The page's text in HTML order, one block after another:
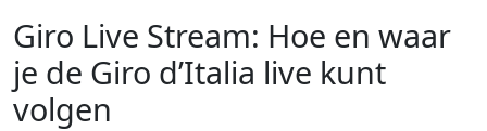
Giro Live Stream: Hoe en waar
je de Giro d’Italia live kunt
volgen